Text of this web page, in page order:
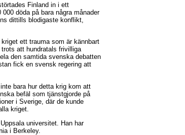
Finland in i ett
döda på bara några månader
dittills blodigaste konflikt,
ett trauma som är kännbart
att hundratals frivilliga
den samtida svenska debatten
fick en svensk regering att
bara hur detta krig kom att
befäl som tjänstgjorde på
i Sverige, där de kunde
kriget.
universitet. Han har
i Berkeley.